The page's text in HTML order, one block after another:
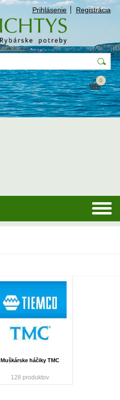
Prihlásenie Registrácia
0
Muškárske háčiky TMC
128 produktov